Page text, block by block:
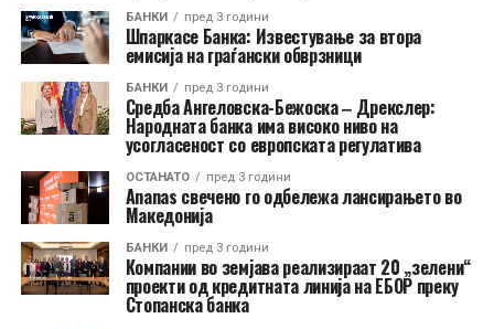
БАНКИ пред 3 години
Шпаркасе Банка: Известување за втора
емисија на граѓански обврзници
БАНКИ пред 3 години
Средба Ангеловска-Бежоска ‒ Дрекслер:
Народната банка има високо ниво на
усогласеност со европската регулатива
ОСТАНАТО пред 3 години
Ananas свечено го одбележа лансирањето во
Македонија
БАНКИ пред 3 години
Компании во земјава реализираат 20 „зелени“
проекти од кредитната линија на ЕБОР преку
Стопанска банка